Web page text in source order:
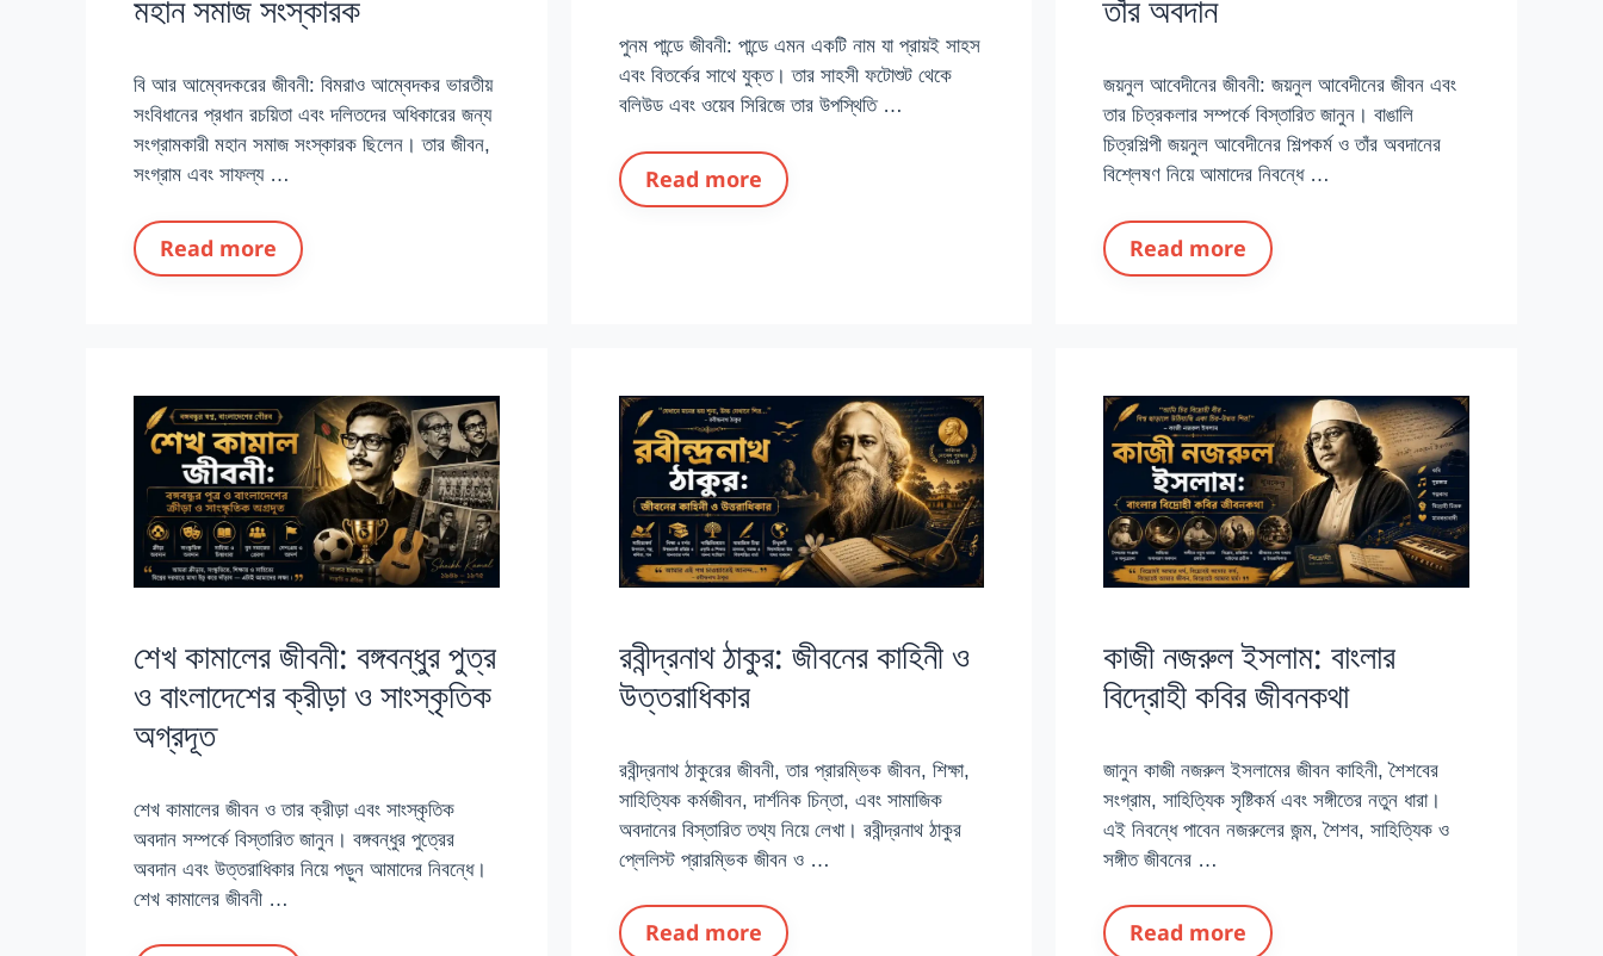
মহান সমাজ সংস্কারক
বি আর আম্বেদকরের জীবনী: বিমরাও আম্বেদকর ভারতীয়
সংবিধানের প্রধান রচয়িতা এবং দলিতদের অধিকারের জন্য
সংগ্রামকারী মহান সমাজ সংস্কারক ছিলেন। তার জীবন,
সংগ্রাম এবং সাফল্য …
Read more
পুনম পান্ডে জীবনী: পান্ডে এমন একটি নাম যা প্রায়ই সাহস
এবং বিতর্কের সাথে যুক্ত। তার সাহসী ফটোশুট থেকে
বলিউড এবং ওয়েব সিরিজে তার উপস্থিতি …
Read more
তাঁর অবদান
জয়নুল আবেদীনের জীবনী: জয়নুল আবেদীনের জীবন এবং
তার চিত্রকলার সম্পর্কে বিস্তারিত জানুন। বাঙালি
চিত্রশিল্পী জয়নুল আবেদীনের শিল্পকর্ম ও তাঁর অবদানের
বিশ্লেষণ নিয়ে আমাদের নিবন্ধে …
Read more
শেখ কামালের জীবনী: বঙ্গবন্ধুর পুত্র
ও বাংলাদেশের ক্রীড়া ও সাংস্কৃতিক
অগ্রদূত
শেখ কামালের জীবন ও তার ক্রীড়া এবং সাংস্কৃতিক
অবদান সম্পর্কে বিস্তারিত জানুন। বঙ্গবন্ধুর পুত্রের
অবদান এবং উত্তরাধিকার নিয়ে পড়ুন আমাদের নিবন্ধে।
শেখ কামালের জীবনী …
রবীন্দ্রনাথ ঠাকুর: জীবনের কাহিনী ও
উত্তরাধিকার
রবীন্দ্রনাথ ঠাকুরের জীবনী, তার প্রারম্ভিক জীবন, শিক্ষা,
সাহিত্যিক কর্মজীবন, দার্শনিক চিন্তা, এবং সামাজিক
অবদানের বিস্তারিত তথ্য নিয়ে লেখা। রবীন্দ্রনাথ ঠাকুর
প্লেলিস্ট প্রারম্ভিক জীবন ও …
Read more
কাজী নজরুল ইসলাম: বাংলার
বিদ্রোহী কবির জীবনকথা
জানুন কাজী নজরুল ইসলামের জীবন কাহিনী, শৈশবের
সংগ্রাম, সাহিত্যিক সৃষ্টিকর্ম এবং সঙ্গীতের নতুন ধারা।
এই নিবন্ধে পাবেন নজরুলের জন্ম, শৈশব, সাহিত্যিক ও
সঙ্গীত জীবনের …
Read more